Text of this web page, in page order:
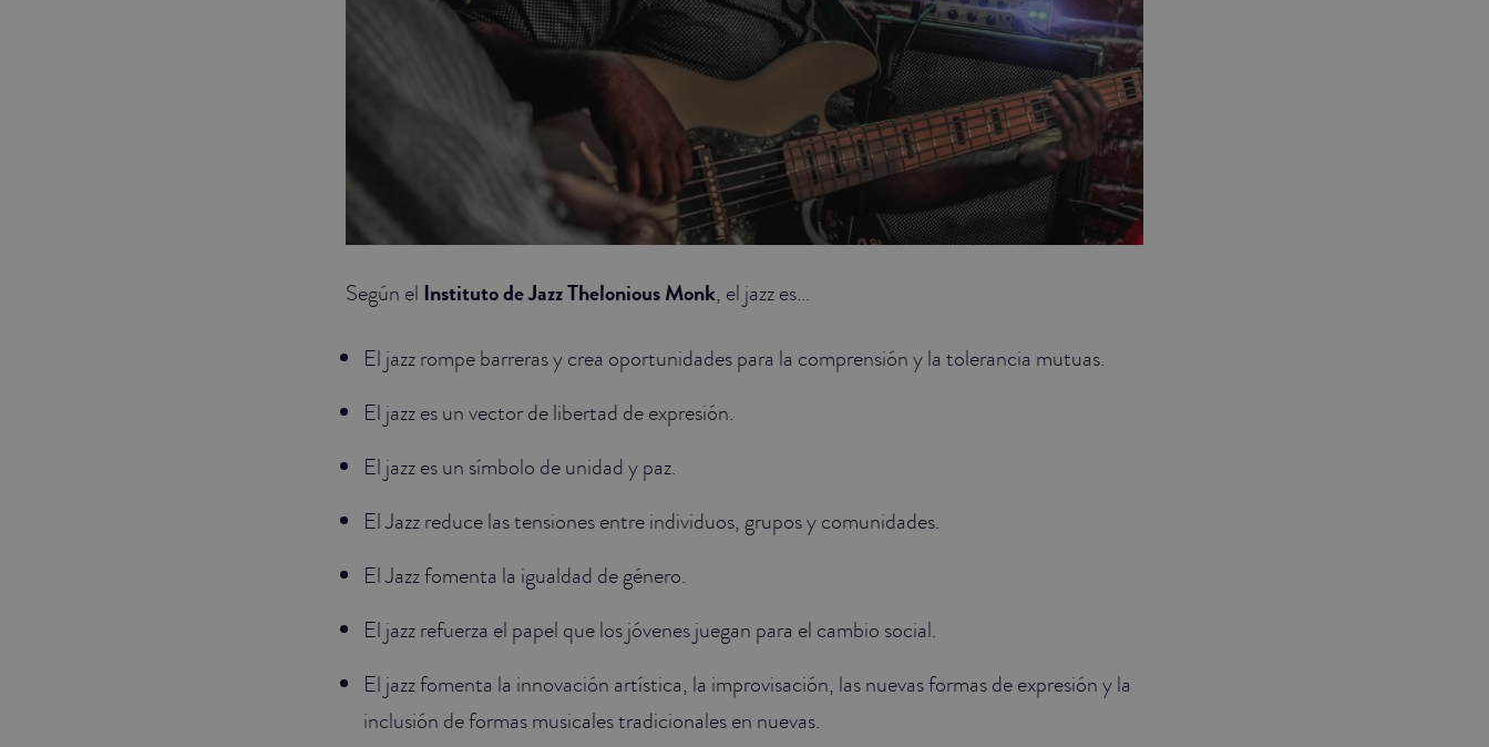
Según el Instituto de Jazz Thelonious Monk, el jazz es…
El jazz rompe barreras y crea oportunidades para la comprensión y la tolerancia mutuas.
El jazz es un vector de libertad de expresión.
El jazz es un símbolo de unidad y paz.
El Jazz reduce las tensiones entre individuos, grupos y comunidades.
El Jazz fomenta la igualdad de género.
El jazz refuerza el papel que los jóvenes juegan para el cambio social.
El jazz fomenta la innovación artística, la improvisación, las nuevas formas de expresión y la
inclusión de formas musicales tradicionales en nuevas.